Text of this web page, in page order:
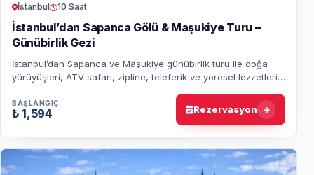
İstanbul 10 Saat
İstanbul’dan Sapanca Gölü & Maşukiye Turu –
Günübirlik Gezi
İstanbul’dan Sapanca ve Maşukiye günübirlik turu ile doğa
yürüyüşleri, ATV safari, zipline, teleferik ve yöresel lezzetleri
BAŞLANGIÇ
₺ 1,594 Rezervasyon